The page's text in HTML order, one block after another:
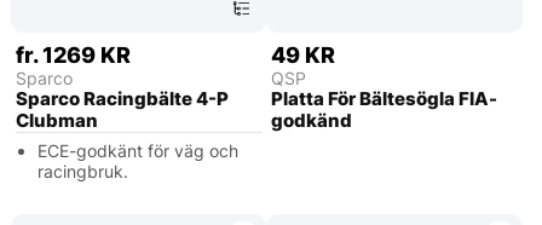
fr. 1269 KR
Sparco
Sparco Racingbälte 4-P
Clubman
ECE-godkänt för väg och
racingbruk.
49 KR
QSP
Platta För Bältesögla FIA-
godkänd